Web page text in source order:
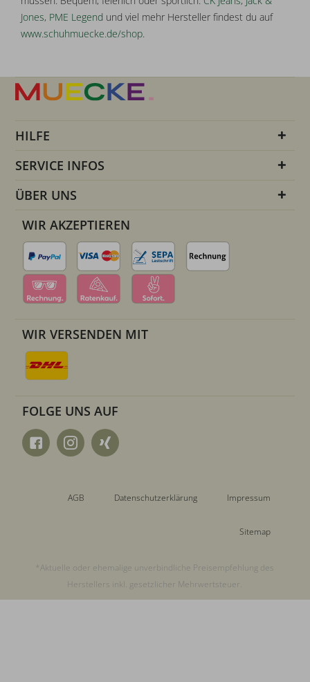
Jones, PME Legend und viel mehr Hersteller findest du auf
www.schuhmuecke.de/shop.
HILFE
SERVICE INFOS
ÜBER UNS
WIR AKZEPTIEREN
WIR VERSENDEN MIT
FOLGE UNS AUF
AGB Datenschutzerklärung Impressum
Sitemap
*Aktuelle oder ehemalige unverbindliche Preisempfehlung des
Herstellers inkl. gesetzlicher Mehrwertsteuer.